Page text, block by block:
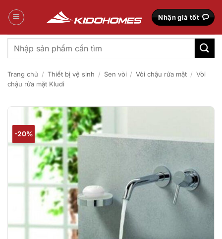
qua
Nhận giá tốt
Tìm
kiếm:
Trang chủ / Thiết bị vệ sinh / Sen vòi / Vòi chậu rửa mặt / Vòi
chậu rửa mặt Kludi
-20%